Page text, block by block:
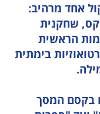
אחד מרהיב:
שחקנית
הראשית
בימתית
בקסם המסך